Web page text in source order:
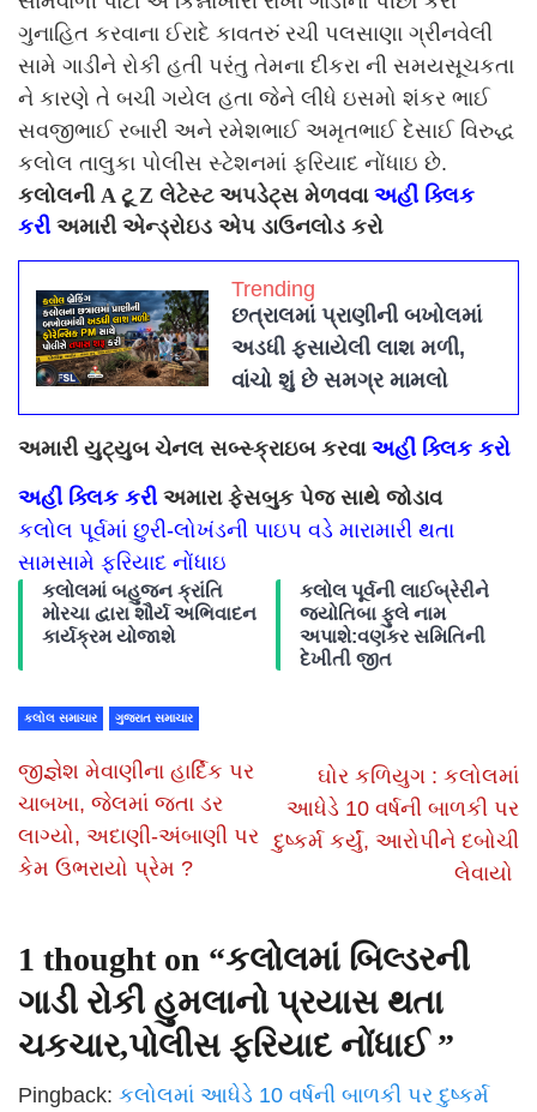
ગુનાહિત કરવાના ઈરાદે કાવતરું રચી પલસાણા ગ્રીનવેલી
સામે ગાડીને રોકી હતી પરંતુ તેમના દીકરા ની સમયસૂચકતા
ને કારણે તે બચી ગયેલ હતા જેને લીધે ઇસમો શંકર ભાઈ
સવજીભાઈ રબારી અને રમેશભાઈ અમૃતભાઈ દેસાઈ વિરુદ્ધ
કલોલ તાલુકા પોલીસ સ્ટેશનમાં ફરિયાદ નોંધાઇ છે.
કલોલની A ટૂ Z લેટેસ્ટ અપડેટ્સ મેળવવા અહીં ક્લિક
કરી અમારી એન્ડ્રોઇડ એપ ડાઉનલોડ કરો
Trending
છત્રાલમાં પ્રાણીની બખોલમાં
અડધી ફસાયેલી લાશ મળી,
વાંચો શું છે સમગ્ર મામલો
અમારી યુટ્યુબ ચેનલ સબ્સ્ક્રાઇબ કરવા અહીં ક્લિક કરો
અહીં ક્લિક કરી અમારા ફેસબુક પેજ સાથે જોડાવ
કલોલ પૂર્વમાં છુરી-લોખંડની પાઇપ વડે મારામારી થતા
સામસામે ફરિયાદ નોંધાઇ
કલોલમાં બહુજન ક્રાંતિ
મોરચા દ્વારા શૌર્ય અભિવાદન
કાર્યક્રમ યોજાશે
કલોલ પૂર્વની લાઈબ્રેરીને
જ્યોતિબા ફુલે નામ
અપાશે:વણકર સમિતિની
દેખીતી જીત
કલોલ સમાચાર ગુજરાત સમાચાર
જીજ્ઞેશ મેવાણીના હાર્દિક પર
ચાબખા, જેલમાં જતા ડર
લાગ્યો, અદાણી-અંબાણી પર
કેમ ઉભરાયો પ્રેમ ?
ઘોર કળિયુગ : કલોલમાં
આધેડે 10 વર્ષની બાળકી પર
દુષ્કર્મ કર્યું, આરોપીને દબોચી
લેવાયો
1 thought on “કલોલમાં બિલ્ડરની
ગાડી રોકી હુમલાનો પ્રયાસ થતા
ચકચાર,પોલીસ ફરિયાદ નોંધાઈ”
Pingback: કલોલમાં આધેડે 10 વર્ષની બાળકી પર દુષ્કર્મ